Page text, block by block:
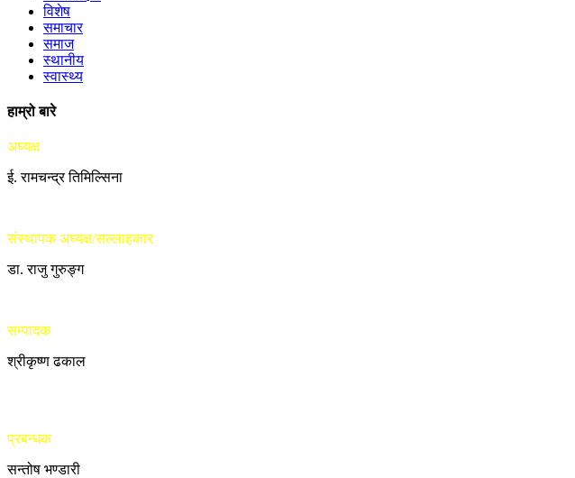
विशेष
समाचार
समाज
स्थानीय
स्वास्थ्य
हाम्रो बारे
अध्यक्ष
ई. रामचन्द्र तिमिल्सिना
संस्थापक अध्यक्ष/सल्लाहकार
डा. राजु गुरुङ्ग
सम्पादक
श्रीकृष्ण ढकाल
प्रबन्धक
सन्तोष भण्डारी